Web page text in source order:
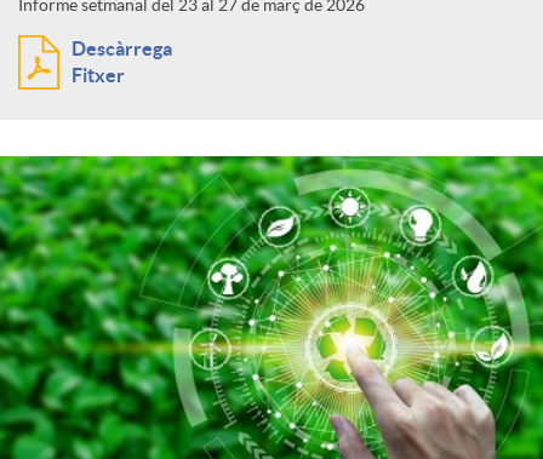
Informe setmanal del 23 al 27 de març de 2026
Descàrrega
Fitxer